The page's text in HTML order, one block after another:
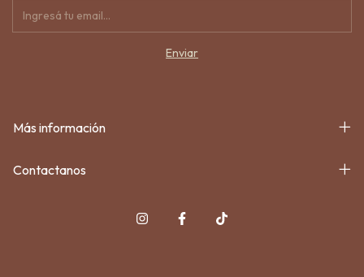
Más información
Contactanos